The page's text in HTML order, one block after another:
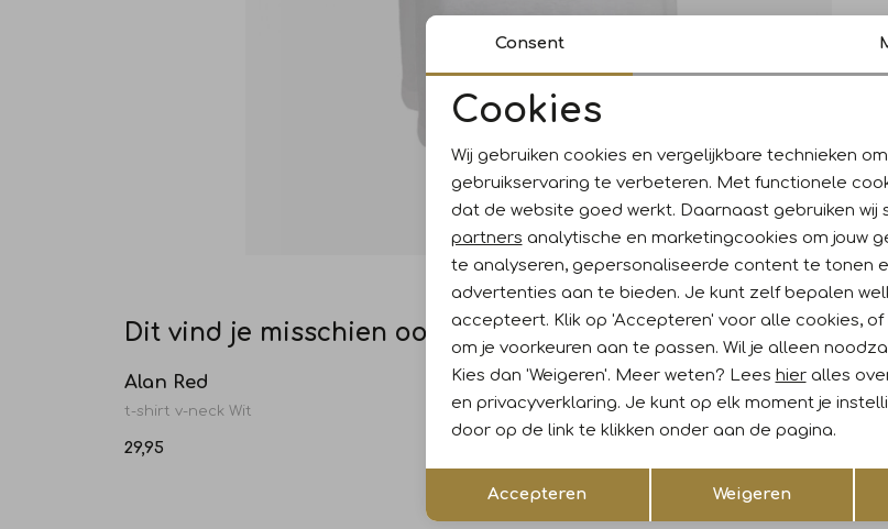
Dit vind je misschien ook leuk
Alan Red
t-shirt v-neck Wit
29,95
Alan Red
t-shirt O-neck Black
Alan Red
t-shirt O-neck Wit
Noodzakelijke cookies
Analytische cookies Marketing
Consent
Cookies
Wij gebruiken cookies en vergelijkbare technieken
gebruikservaring te verbeteren. Met functionele
dat de website goed werkt. Daarnaast gebruiken wij
partners analytische en marketingcookies om jouw
te analyseren, gepersonaliseerde content te tonen
advertenties aan te bieden. Je kunt zelf bepalen
accepteert. Klik op 'Accepteren' voor alle cookies, of
om je voorkeuren aan te passen. Wil je alleen
Kies dan 'Weigeren'. Meer weten? Lees hieralles
en privacyverklaring. Je kunt op elk moment je
door op de link te klikken onder aan de pagina.
Accepteren Weigeren